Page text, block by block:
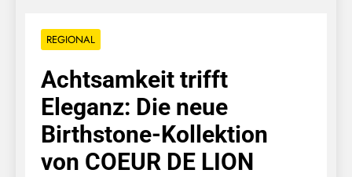
REGIONAL
Achtsamkeit trifft
Eleganz: Die neue
Birthstone-Kollektion
von COEUR DE LION